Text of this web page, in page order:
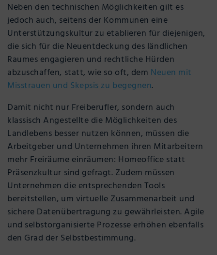
Neben den technischen Möglichkeiten gilt es
jedoch auch, seitens der Kommunen eine
Unterstützungskultur zu etablieren für diejenigen,
die sich für die Neuentdeckung des ländlichen
Raumes engagieren und rechtliche Hürden
abzuschaffen, statt, wie so oft, dem Neuen mit
Misstrauen und Skepsis zu begegnen.
Damit nicht nur Freiberufler, sondern auch
klassisch Angestellte die Möglichkeiten des
Landlebens besser nutzen können, müssen die
Arbeitgeber und Unternehmen ihren Mitarbeitern
mehr Freiräume einräumen: Homeoffice statt
Präsenzkultur sind gefragt. Zudem müssen
Unternehmen die entsprechenden Tools
bereitstellen, um virtuelle Zusammenarbeit und
sichere Datenübertragung zu gewährleisten. Agile
und selbstorganisierte Prozesse erhöhen ebenfalls
den Grad der Selbstbestimmung.